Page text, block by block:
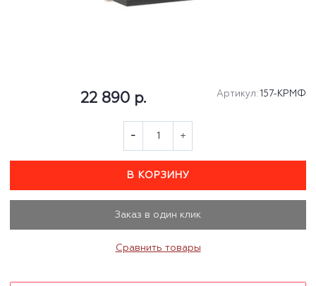
Артикул: 157-КРМФ
22 890 р.
В КОРЗИНУ
Заказ в один клик
Сравнить товары